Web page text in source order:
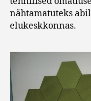
nähtamatuteks
elukeskkonnas.